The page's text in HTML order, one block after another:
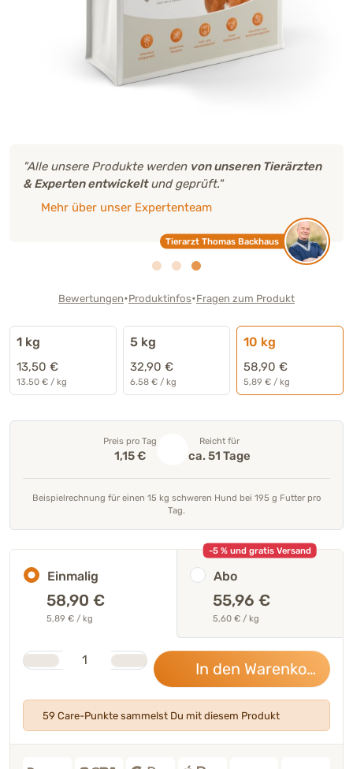
"Alle unsere Produkte werden von unseren Tierärzten
& Experten entwickeltund geprüft."
Mehr über unser Expertenteam
Tierarzt Thomas Backhaus
Bewertungen•Produktinfos•Fragen zum Produkt
1 kg
13,50 €
13.50 € / kg
5 kg
32,90 €
6.58 € / kg
10 kg
58,90 €
5,89 € / kg
Preis pro Tag
1,15 €
Reicht für
ca. 51 Tage
Beispielrechnung für einen 15 kg schweren Hund bei 195 g Futter pro
Tag.
Einmalig
58,90 €
5,89 € / kg
-5 % und gratis Versand
Abo
55,96 €
5,60 € / kg
Anzahl
In den Warenkorb
59 Care-Punkte sammelst Du mit diesem Produkt